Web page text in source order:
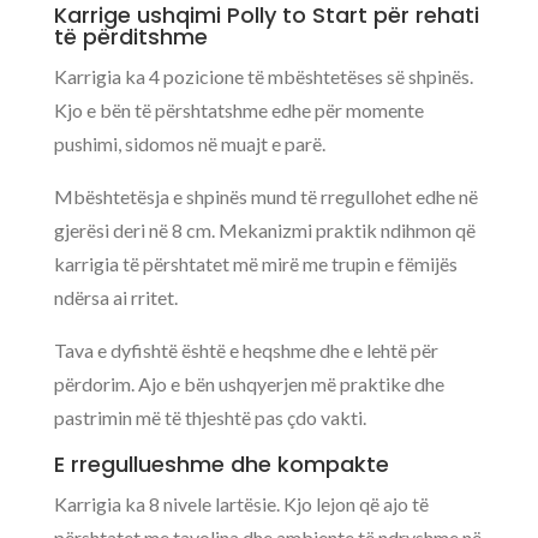
Karrige ushqimi Polly to Start për rehati
të përditshme
Karrigia ka 4 pozicione të mbështetëses së shpinës.
Kjo e bën të përshtatshme edhe për momente
pushimi, sidomos në muajt e parë.
Mbështetësja e shpinës mund të rregullohet edhe në
gjerësi deri në 8 cm. Mekanizmi praktik ndihmon që
karrigia të përshtatet më mirë me trupin e fëmijës
ndërsa ai rritet.
Tava e dyfishtë është e heqshme dhe e lehtë për
përdorim. Ajo e bën ushqyerjen më praktike dhe
pastrimin më të thjeshtë pas çdo vakti.
E rregullueshme dhe kompakte
Karrigia ka 8 nivele lartësie. Kjo lejon që ajo të